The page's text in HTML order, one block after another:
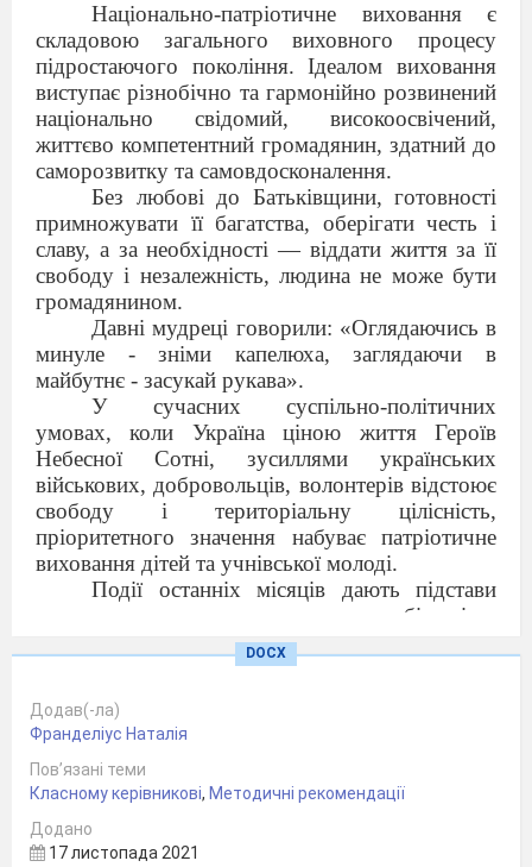
Національно-патріотичне виховання є
складовою загального виховного процесу
підростаючого покоління. Ідеалом виховання
виступає різнобічно та гармонійно розвинений
національно свідомий, високоосвічений,
життєво компетентний громадянин, здатний до
саморозвитку та самовдосконалення.
Без любові до Батьківщини, готовності
примножувати її багатства, оберігати честь і
славу, а за необхідності — віддати життя за її
свободу і незалежність, людина не може бути
громадянином.
Давні мудреці говорили: «Оглядаючись в
минуле - зніми капелюха, заглядаючи в
майбутнє - засукай рукава».
У сучасних суспільно-політичних
умовах, коли Україна ціною життя Героїв
Небесної Сотні, зусиллями українських
військових, добровольців, волонтерів відстоює
свободу і територіальну цілісність,
пріоритетного значення набуває патріотичне
виховання дітей та учнівської молоді.
Події останніх місяців дають підстави
стверджувати, що переважна більшість
громадян України, серед яких є і діти, і молодь,
виявили високу патріотичну свідомість та
системної виховної роботи педагогічних
колективів навчальних закладів. Тому одним із
найважливіших завдань педагогів є
продовження роботи з формування у дітей та
молоді громадянських якостей, розуміння
приналежності до Українського народу.
DOCX
Додав(-ла)
Франделіус Наталія
Пов’язані теми
Класному керівникові, Методичні рекомендації
Додано
17 листопада 2021